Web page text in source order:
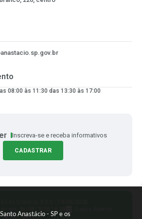
Anastácio - SP e os
08:00 às 11:30 das 13:30 às 17:00
Inscreva-se e receba informativos
CADASTRAR